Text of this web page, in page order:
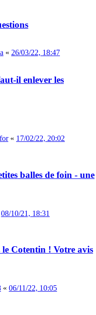
« 26/03/22, 18:47
il enlever les
« 17/02/22, 20:02
balles de foin - une
08/10/21, 18:31
le Cotentin ! Votre avis
« 06/11/22, 10:05